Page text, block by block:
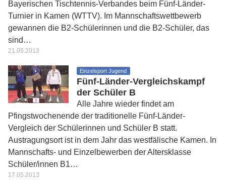
Bayerischen Tischtennis-Verbandes beim Fünf-Länder-
Turnier in Kamen (WTTV). Im Mannschaftswettbewerb
gewannen die B2-Schülerinnen und die B2-Schüler, das
sind…
21.05.2013
Einzelsport Jugend
Fünf-Länder-Vergleichskampf
der Schüler B
Alle Jahre wieder findet am
Pfingstwochenende der traditionelle Fünf-Länder-
Vergleich der Schülerinnen und Schüler B statt.
Austragungsort ist in dem Jahr das westfälische Kamen. In
Mannschafts- und Einzelbewerben der Altersklasse
Schüler/innen B1…
17.05.2013